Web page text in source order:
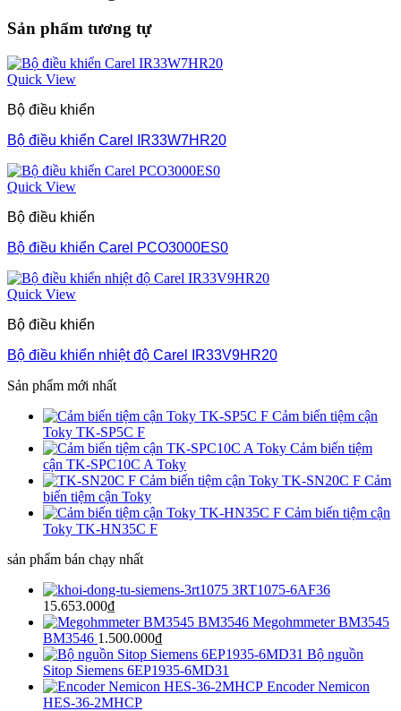
Sản phẩm tương tự
Quick View
Bộ điều khiển
Bộ điều khiển Carel IR33W7HR20
Quick View
Bộ điều khiển
Bộ điều khiển Carel PCO3000ES0
Quick View
Bộ điều khiển
Bộ điều khiển nhiệt độ Carel IR33V9HR20
Sản phẩm mới nhất
Cảm biến tiệm cận
Toky TK-SP5C F
Cảm biến tiệm
cận TK-SPC10C A Toky
TK-SN20C F Cảm
biến tiệm cận Toky
Cảm biến tiệm cận
Toky TK-HN35C F
sản phẩm bán chạy nhất
3RT1075-6AF36
15.653.000₫
Megohmmeter BM3545
BM3546 1.500.000₫
Bộ nguồn
Sitop Siemens 6EP1935-6MD31
Encoder Nemicon
HES-36-2MHCP